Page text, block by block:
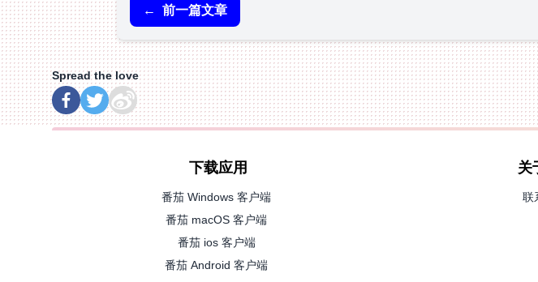
← 前一篇文章
Spread the love
下载应用
番茄 Windows 客户端
番茄 macOS 客户端
番茄 ios 客户端
番茄 Android 客户端
关
联